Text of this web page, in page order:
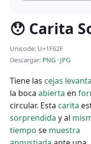
😯 Carita
Unicode: U+1F62F
Descargar: PNG · JPG
Tiene las cejas
la boca abierta en
circular. Esta carita
sorprendida y al
tiempo se muestra